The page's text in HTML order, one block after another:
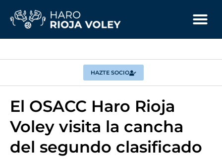
HAZTE SOCIO
El OSACC Haro Rioja
Voley visita la cancha
del segundo clasificado